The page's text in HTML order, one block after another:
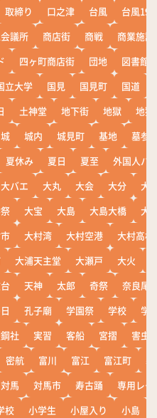
取締り 口之津 台風
台風19
議所 商店街 商戦
商業施設
四ヶ町商店街 団地
図書館
立大学 国見 国見町 国道
土神堂 地下街 地獄
地獄
城 城内 城見町 基地
墓参
夏休み 夏日 夏至
外国人バ
大バエ 大丸 大会 大分
大
大宝 大島 大島大橋
大
大村湾 大村空港
大村高校
大浦天主堂 大瀬戸 大火
天神 太郎 奇祭
奈良尾
孔子廟 学園祭 学校
学
社 実習 客船 宮摺
害虫
密航 富川 富江 富江町
対馬 対馬市 寿古踊
専用レー
校 小学生 小屋入り 小島